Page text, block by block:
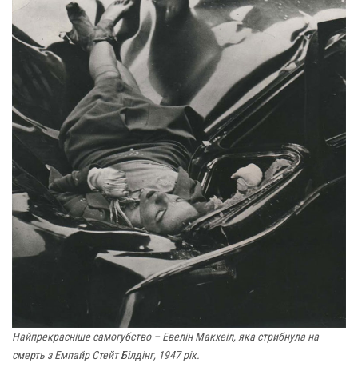
Найпрекрасніше самогубство – Евелін Макхеіл, яка стрибнула на
смерть з Емпайр Стейт Білдінг, 1947 рік.